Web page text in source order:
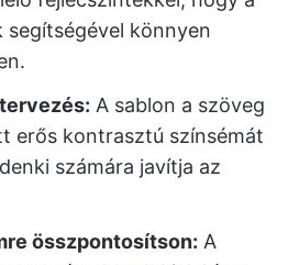
segítségével könnyen
A sablon a szöveg
erős kontrasztú színsémát
számára javítja az
összpontosítson: A